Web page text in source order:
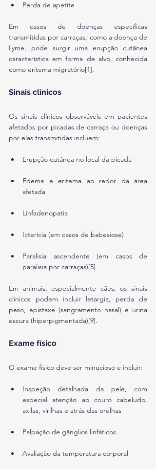
Perda de apetite
Em casos de doenças específicas
transmitidas por carraças, como a doença de
Lyme, pode surgir uma erupção cutânea
característica em forma de alvo, conhecida
como eritema migratório[1].
Sinais clínicos
Os sinais clínicos observáveis em pacientes
afetados por picadas de carraça ou doenças
por elas transmitidas incluem:
Erupção cutânea no local da picada
Edema e eritema ao redor da área
afetada
Linfadenopatia
Icterícia (em casos de babesiose)
Paralisia ascendente (em casos de
paralisia por carraças)[5]
Em animais, especialmente cães, os sinais
clínicos podem incluir letargia, perda de
peso, epistaxe (sangramento nasal) e urina
escura (hiperpigmentada)[9].
Exame físico
O exame físico deve ser minucioso e incluir:
Inspeção detalhada da pele, com
especial atenção ao couro cabeludo,
axilas, virilhas e atrás das orelhas
Palpação de gânglios linfáticos
Avaliação da temperatura corporal